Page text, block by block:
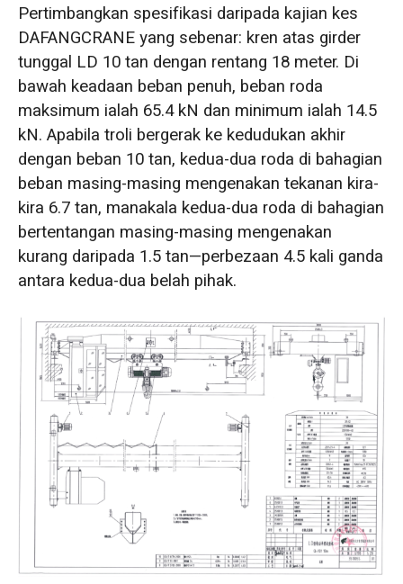
Pertimbangkan spesifikasi daripada kajian kes
DAFANGCRANE yang sebenar: kren atas girder
tunggal LD 10 tan dengan rentang 18 meter. Di
bawah keadaan beban penuh, beban roda
maksimum ialah 65.4 kN dan minimum ialah 14.5
kN. Apabila troli bergerak ke kedudukan akhir
dengan beban 10 tan, kedua-dua roda di bahagian
beban masing-masing mengenakan tekanan kira-
kira 6.7 tan, manakala kedua-dua roda di bahagian
bertentangan masing-masing mengenakan
kurang daripada 1.5 tan—perbezaan 4.5 kali ganda
antara kedua-dua belah pihak.